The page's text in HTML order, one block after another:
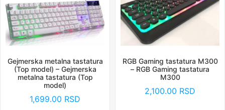
Gejmerska metalna tastatura
(Top model) – Gejmerska
metalna tastatura (Top
model)
1,699.00 RSD
RGB Gaming tastatura M300
– RGB Gaming tastatura
M300
2,100.00 RSD